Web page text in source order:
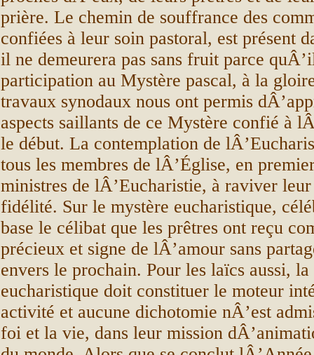
prière. Le chemin de souffrance des
confiées à leur soin pastoral, est présent
il ne demeurera pas sans fruit parce
participation au Mystère pascal, à la
travaux synodaux nous ont permis
aspects saillants de ce Mystère confié à
le début. La contemplation de
tous les membres de lÂ’Église, en
ministres de lÂ’Eucharistie, à raviver leur
fidélité. Sur le mystère eucharistique,
base le célibat que les prêtres ont reçu
précieux et signe de lÂ’amour sans
envers le prochain. Pour les laïcs aussi,
eucharistique doit constituer le moteur
activité et aucune dichotomie nÂ’est
foi et la vie, dans leur mission